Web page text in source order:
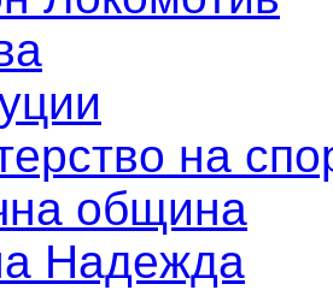
на
община
Надежда